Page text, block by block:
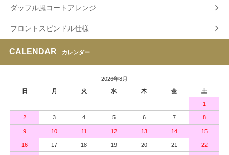
ダッフル風コートアレンジ
フロントスピンドル仕様
CALENDAR カレンダー
2026年8月
日
月 火 水 木 金 土
1
2 3 4 5 6 7 8
9 10 11 12 13 14 15
16 17 18 19 20 21 22